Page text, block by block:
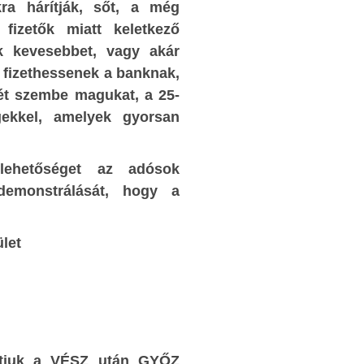
ezt a
végre,
fölözték
(ilyen
amely
hanem
a
korrupt vezető rétegeket elkergetnék,
még újra és újra hatalomba emelik
választásokon. Egyelőre előjele sincs az
megmentésére alkalmas politikai erő
a nyugat-európai társadalmakban.
2. Mérleg
Érthető, hogy a magyar Kormány
példátlanul abszurd, szorult
segítséget kér saját társadalmától, hogy ne
szerint valójában népszavazás-
hárítják, sőt, a még
miatt keletkező
kevesebbet, vagy akár
a banknak,
szembe magukat, a 25-
amelyek gyorsan
az adósok
hogy a
a VÉSZ után GYŐZ